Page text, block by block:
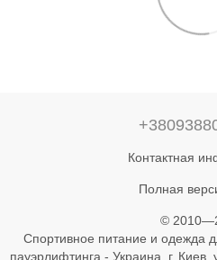
Контактная
Полная
©
Спортивное питание и одежда
пауэрлифтинга - Украина, г.